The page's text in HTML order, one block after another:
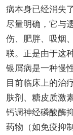
病本身已经消失
尽量明确，它与
伤、肥胖、吸烟
联。正是由于这
银屑病是一种慢
目前临床上的治
肤剂、糖皮质激
钙调神经磷酸酶
药物（如免疫抑